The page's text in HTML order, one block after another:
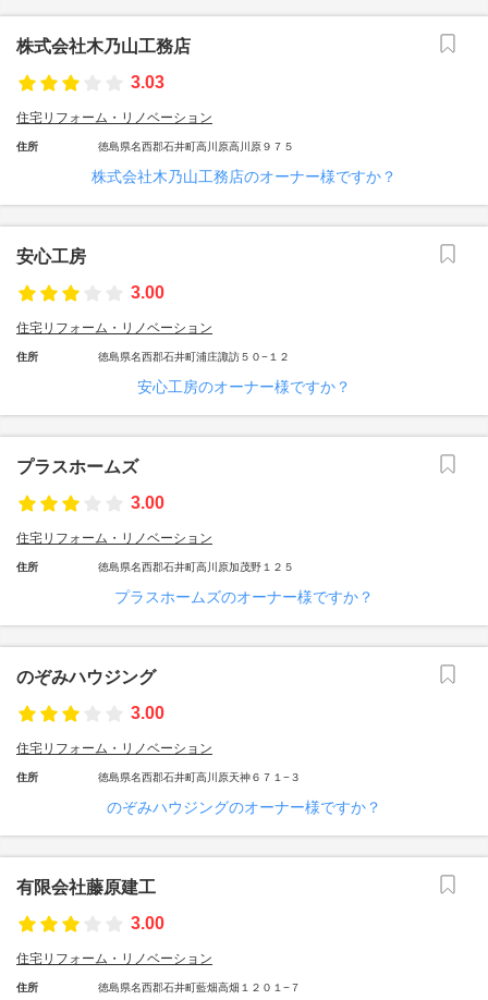
株式会社木乃山工務店
3.03
住宅リフォーム・リノベーション
住所 徳島県名西郡石井町高川原高川原９７５
株式会社木乃山工務店のオーナー様ですか？
安心工房
3.00
住宅リフォーム・リノベーション
住所 徳島県名西郡石井町浦庄諏訪５０−１２
安心工房のオーナー様ですか？
プラスホームズ
3.00
住宅リフォーム・リノベーション
住所 徳島県名西郡石井町高川原加茂野１２５
プラスホームズのオーナー様ですか？
のぞみハウジング
3.00
住宅リフォーム・リノベーション
住所 徳島県名西郡石井町高川原天神６７１−３
のぞみハウジングのオーナー様ですか？
有限会社藤原建工
3.00
住宅リフォーム・リノベーション
住所 徳島県名西郡石井町藍畑高畑１２０１−７